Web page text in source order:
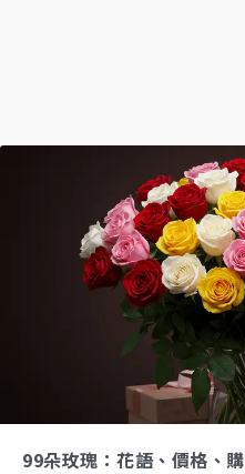
99朵玫瑰：花語、價格、